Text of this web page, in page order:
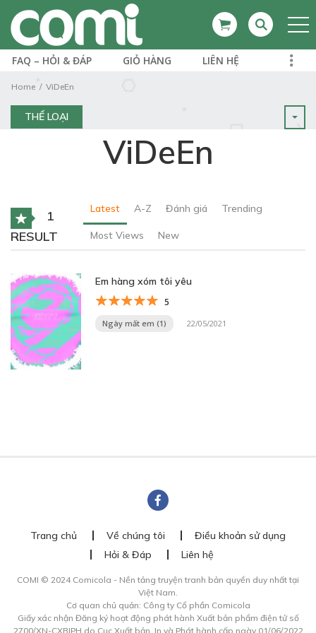
FAQ – HỎI & ĐÁP GIỎ HÀNG LIÊN HỆ
Home ViDeEn
THỂ LOẠI
ViDeEn
1
RESULT
Latest A-Z Đánh giá Trending
Most Views New
Em hàng xóm tôi yêu
5
Ngày mất em (1) 22/05/2021
Trang chủ Về chúng tôi
Điều khoản sử dụng
Hỏi & Đáp
Liên hệ
COMI © 2024 Comicola - Nền tảng truyện tranh bản quyền duy nhất tại
Việt Nam.
Cơ quan chủ quản: Công ty Cổ phần Comicola
Giấy xác nhận Đăng ký hoạt động phát hành Xuất bản phẩm điện tử số
2700/XN-CXBIPH do Cục Xuất bản, In và Phát hành cấp ngày 01/06/2022